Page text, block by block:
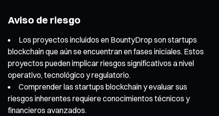
Aviso de riesgo
Los proyectos incluidos en BountyDrop son startups
blockchain que aún se encuentran en fases iniciales. Estos
proyectos pueden implicar riesgos significativos a nivel
operativo, tecnológico y regulatorio.
Comprender las startups blockchain y evaluar sus
riesgos inherentes requiere conocimientos técnicos y
financieros avanzados.